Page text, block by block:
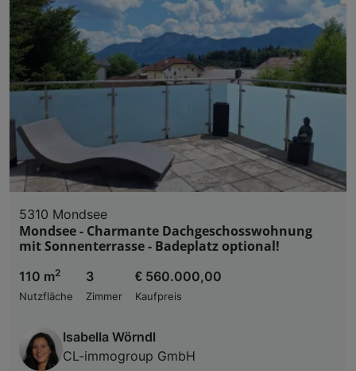
5310 Mondsee
Mondsee - Charmante Dachgeschosswohnung
mit Sonnenterrasse - Badeplatz optional!
110 m2
Nutzfläche
3
Zimmer
€ 560.000,00
Kaufpreis
Isabella Wörndl
CL-immogroup GmbH